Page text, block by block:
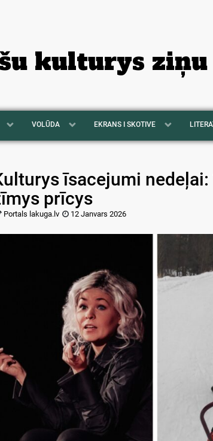
kulturys
VOLŪDA EKRANS I SKOTIVE
īsacejumi nedeļai:
prīcys
Portals lakuga.lv 12 Janvars 2026